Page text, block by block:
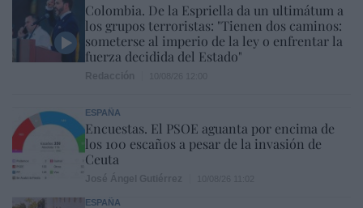
Colombia. De la Espriella da un ultimátum a
los grupos terroristas: "Tienen dos caminos:
someterse al imperio de la ley o enfrentar la
fuerza decidida del Estado"
ESPAÑA
Encuestas. El PSOE aguanta por encima de
los 100 escaños a pesar de la invasión de
Ceuta
ESPAÑA